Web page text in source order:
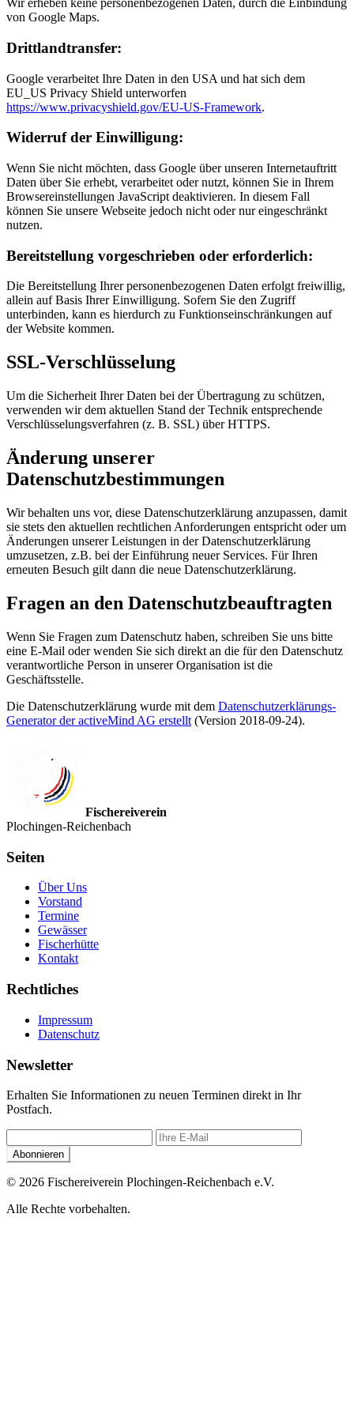
Wir erheben keine personenbezogenen Daten, durch die Einbindung
von Google Maps.
Drittlandtransfer:
Google verarbeitet Ihre Daten in den USA und hat sich dem
EU_US Privacy Shield unterworfen
https://www.privacyshield.gov/EU-US-Framework.
Widerruf der Einwilligung:
Wenn Sie nicht möchten, dass Google über unseren Internetauftritt
Daten über Sie erhebt, verarbeitet oder nutzt, können Sie in Ihrem
Browsereinstellungen JavaScript deaktivieren. In diesem Fall
können Sie unsere Webseite jedoch nicht oder nur eingeschränkt
nutzen.
Bereitstellung vorgeschrieben oder erforderlich:
Die Bereitstellung Ihrer personenbezogenen Daten erfolgt freiwillig,
allein auf Basis Ihrer Einwilligung. Sofern Sie den Zugriff
unterbinden, kann es hierdurch zu Funktionseinschränkungen auf
der Website kommen.
SSL-Verschlüsselung
Um die Sicherheit Ihrer Daten bei der Übertragung zu schützen,
verwenden wir dem aktuellen Stand der Technik entsprechende
Verschlüsselungsverfahren (z. B. SSL) über HTTPS.
Änderung unserer
Datenschutzbestimmungen
Wir behalten uns vor, diese Datenschutzerklärung anzupassen, damit
sie stets den aktuellen rechtlichen Anforderungen entspricht oder um
Änderungen unserer Leistungen in der Datenschutzerklärung
umzusetzen, z.B. bei der Einführung neuer Services. Für Ihren
erneuten Besuch gilt dann die neue Datenschutzerklärung.
Fragen an den Datenschutzbeauftragten
Wenn Sie Fragen zum Datenschutz haben, schreiben Sie uns bitte
eine E-Mail oder wenden Sie sich direkt an die für den Datenschutz
verantwortliche Person in unserer Organisation ist die
Geschäftsstelle.
Die Datenschutzerklärung wurde mit dem Datenschutzerklärungs-
Generator der activeMind AG erstellt (Version 2018-09-24).
Fischereiverein
Plochingen-Reichenbach
Seiten
Über Uns
Vorstand
Termine
Gewässer
Fischerhütte
Kontakt
Rechtliches
Impressum
Datenschutz
Newsletter
Erhalten Sie Informationen zu neuen Terminen direkt in Ihr
Postfach.
Abonnieren
© 2026 Fischereiverein Plochingen-Reichenbach e.V.
Alle Rechte vorbehalten.